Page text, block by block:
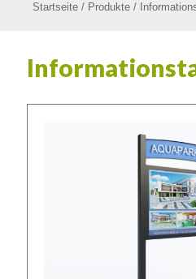
Startseite / Produkte /